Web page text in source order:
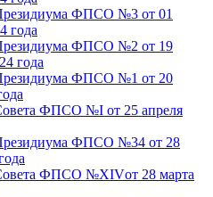
ФПСО №3 от 01
года
ФПСО №2 от 19
года
ФПСО №1 от 20
ФПСО №I от 25 апреля
ФПСО №34 от 28
ФПСО №XIVот 28 марта